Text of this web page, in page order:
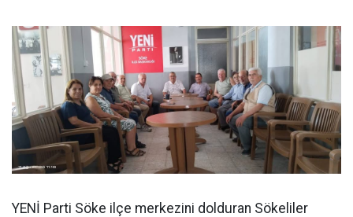
YENİ Parti Söke ilçe merkezini dolduran Sökeliler